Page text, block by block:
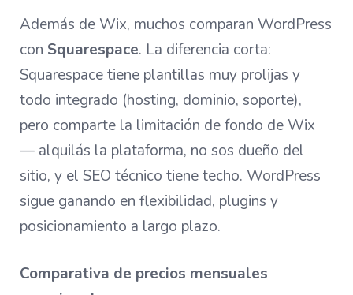
Además de Wix, muchos comparan WordPress
con Squarespace. La diferencia corta:
Squarespace tiene plantillas muy prolijas y
todo integrado (hosting, dominio, soporte),
pero comparte la limitación de fondo de Wix
— alquilás la plataforma, no sos dueño del
sitio, y el SEO técnico tiene techo. WordPress
sigue ganando en flexibilidad, plugins y
posicionamiento a largo plazo.
Comparativa de precios mensuales